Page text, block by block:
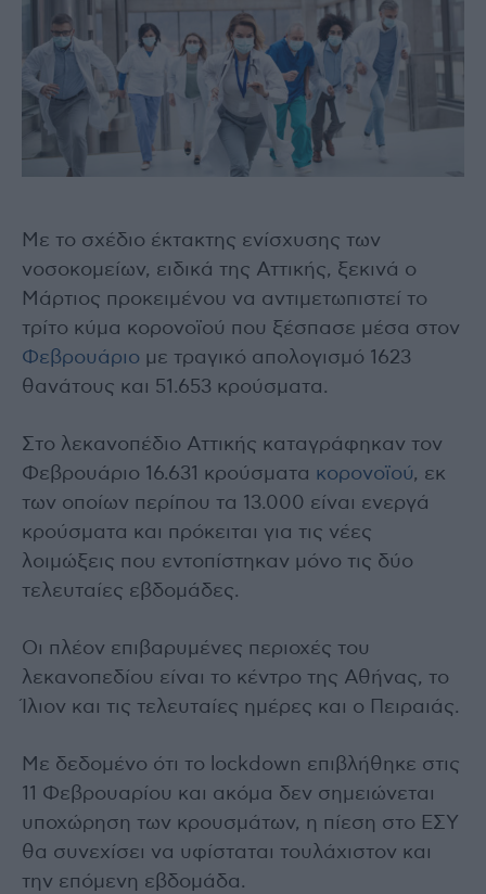
Με το σχέδιο έκτακτης ενίσχυσης των
νοσοκομείων, ειδικά της Αττικής, ξεκινά ο
Μάρτιος προκειμένου να αντιμετωπιστεί το
τρίτο κύμα κορονοϊού που ξέσπασε μέσα στον
Φεβρουάριο με τραγικό απολογισμό 1623
θανάτους και 51.653 κρούσματα.
Στο λεκανοπέδιο Αττικής καταγράφηκαν τον
Φεβρουάριο 16.631 κρούσματα κορονοϊού, εκ
των οποίων περίπου τα 13.000 είναι ενεργά
κρούσματα και πρόκειται για τις νέες
λοιμώξεις που εντοπίστηκαν μόνο τις δύο
τελευταίες εβδομάδες.
Οι πλέον επιβαρυμένες περιοχές του
λεκανοπεδίου είναι το κέντρο της Αθήνας, το
Ίλιον και τις τελευταίες ημέρες και ο Πειραιάς.
Με δεδομένο ότι το lockdown επιβλήθηκε στις
11 Φεβρουαρίου και ακόμα δεν σημειώνεται
υποχώρηση των κρουσμάτων, η πίεση στο ΕΣΥ
θα συνεχίσει να υφίσταται τουλάχιστον και
την επόμενη εβδομάδα.